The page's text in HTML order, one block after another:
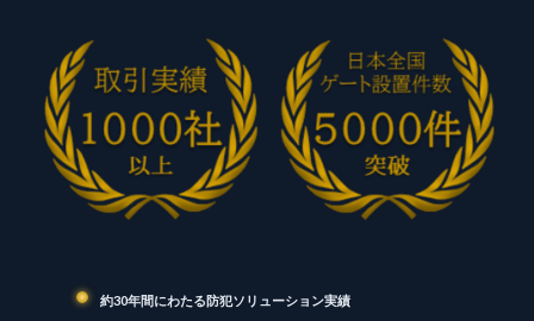
約30年間にわたる防犯ソリューション実績